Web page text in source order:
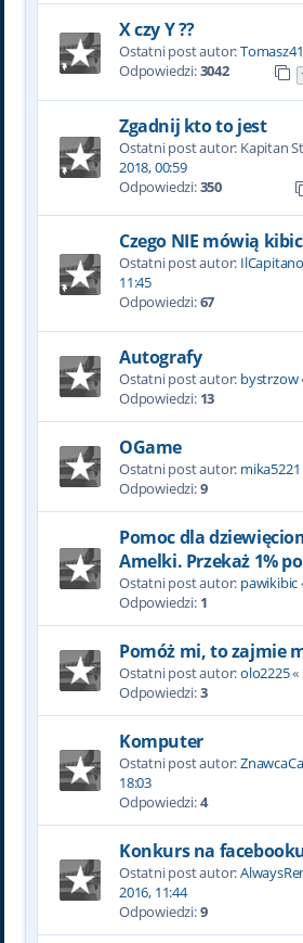
X czy Y ??
Ostatni post autor:Tomasz41
Odpowiedzi:3042
Zgadnij kto to jest
Ostatni post autor: Kapitan
2018, 00:59
Odpowiedzi:350
Czego NIE mówią
Ostatni post autor: IlCapitano
11:45
Odpowiedzi:67
Autografy
Ostatni post autor: bystrzow
Odpowiedzi: 13
OGame
Ostatni post autor: mika5221
Odpowiedzi:9
Pomoc dla
Amelki. Przekaż 1%
Ostatni post autor: pawikibic
Odpowiedzi: 1
Pomóż mi, to zajmie
Ostatni post autor:olo2225«
Odpowiedzi:3
Komputer
Ostatni post autor:
18:03
Odpowiedzi:4
Konkurs na
Ostatni post autor:
2016, 11:44
Odpowiedzi:9